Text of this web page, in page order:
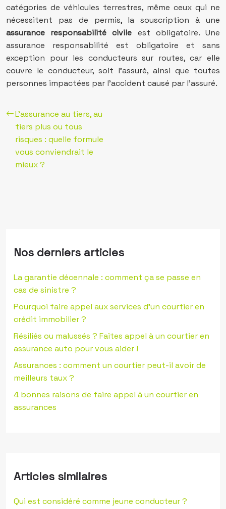
catégories de véhicules terrestres, même ceux qui ne
nécessitent pas de permis, la souscription à une
assurance responsabilité civile est obligatoire. Une
assurance responsabilité est obligatoire et sans
exception pour les conducteurs sur routes, car elle
couvre le conducteur, soit l’assuré, ainsi que toutes
personnes impactées par l’accident causé par l’assuré.
L’assurance au tiers, au
tiers plus ou tous
risques : quelle formule
vous conviendrait le
mieux ?
Nos derniers articles
La garantie décennale : comment ça se passe en
cas de sinistre ?
Pourquoi faire appel aux services d’un courtier en
crédit immobilier ?
Résiliés ou malussés ? Faites appel à un courtier en
assurance auto pour vous aider !
Assurances : comment un courtier peut-il avoir de
meilleurs taux ?
4 bonnes raisons de faire appel à un courtier en
assurances
Articles similaires
Qui est considéré comme jeune conducteur ?